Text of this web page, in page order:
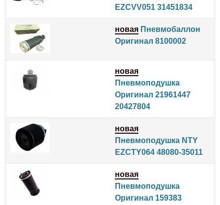
EZCVV051 31451834
новая Пневмобаллон
Оригинал 8100002
новая
Пневмоподушка
Оригинал 21961447
20427804
новая
Пневмоподушка NTY
EZCTY064 48080-35011
новая
Пневмоподушка
Оригинал 159383